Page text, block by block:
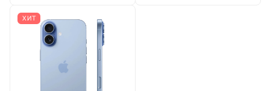
ХИТ